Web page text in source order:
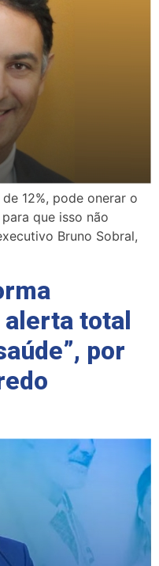
12%, pode onerar o
que isso não
Bruno Sobral,
total
por